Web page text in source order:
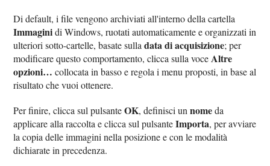
Di default, i file vengono archiviati all'interno della cartella
Immaginidi Windows, ruotati automaticamente e organizzati in
ulteriori sotto-cartelle, basate sulladata di acquisizione; per
modificare questo comportamento, clicca sulla voce Altre
opzioni… collocata in basso e regola i menu proposti, in base al
risultato che vuoi ottenere.
Per finire, clicca sul pulsanteOK, definisci unnomeda
applicare alla raccolta e clicca sul pulsanteImporta, per avviare
la copia delle immagini nella posizione e con le modalità
dichiarate in precedenza.